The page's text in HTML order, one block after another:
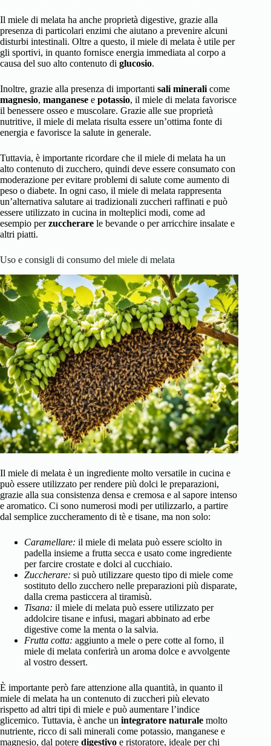
Il miele di melata ha anche proprietà digestive, grazie alla
presenza di particolari enzimi che aiutano a prevenire alcuni
disturbi intestinali. Oltre a questo, il miele di melata è utile per
gli sportivi, in quanto fornisce energia immediata al corpo a
causa del suo alto contenuto di glucosio.
Inoltre, grazie alla presenza di importanti sali minerali come
magnesio, manganese e potassio, il miele di melata favorisce
il benessere osseo e muscolare. Grazie alle sue proprietà
nutritive, il miele di melata risulta essere un’ottima fonte di
energia e favorisce la salute in generale.
Tuttavia, è importante ricordare che il miele di melata ha un
alto contenuto di zucchero, quindi deve essere consumato con
moderazione per evitare problemi di salute come aumento di
peso o diabete. In ogni caso, il miele di melata rappresenta
un’alternativa salutare ai tradizionali zuccheri raffinati e può
essere utilizzato in cucina in molteplici modi, come ad
esempio perzuccherare le bevande o per arricchire insalate e
altri piatti.
Uso e consigli di consumo del miele di melata
Il miele di melata è un ingrediente molto versatile in cucina e
può essere utilizzato per rendere più dolci le preparazioni,
grazie alla sua consistenza densa e cremosa e al sapore intenso
e aromatico. Ci sono numerosi modi per utilizzarlo, a partire
dal semplice zuccheramento di tè e tisane, ma non solo:
Caramellare: il miele di melata può essere sciolto in
padella insieme a frutta secca e usato come ingrediente
per farcire crostate e dolci al cucchiaio.
Zuccherare: si può utilizzare questo tipo di miele come
sostituto dello zucchero nelle preparazioni più disparate,
dalla crema pasticcera al tiramisù.
Tisana: il miele di melata può essere utilizzato per
addolcire tisane e infusi, magari abbinato ad erbe
digestive come la menta o la salvia.
Frutta cotta: aggiunto a mele o pere cotte al forno, il
miele di melata conferirà un aroma dolce e avvolgente
al vostro dessert.
È importante però fare attenzione alla quantità, in quanto il
miele di melata ha un contenuto di zuccheri più elevato
rispetto ad altri tipi di miele e può aumentare l’indice
glicemico. Tuttavia, è anche un integratore naturale molto
nutriente, ricco di sali minerali come potassio, manganese e
magnesio, dal potere digestivo e ristoratore, ideale per chi